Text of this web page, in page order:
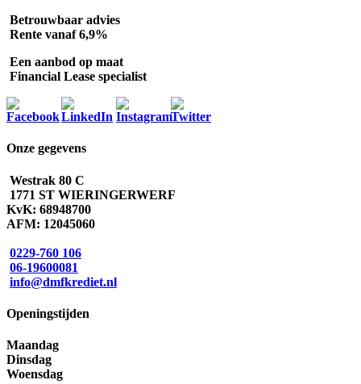
Betrouwbaar advies
Rente vanaf 6,9%
Een aanbod op maat
Financial Lease specialist
Onze gegevens
Westrak 80 C
1771 ST WIERINGERWERF
KvK: 68948700
AFM: 12045060
0229-760 106
06-19600081
info@dmfkrediet.nl
Openingstijden
Maandag
Dinsdag
Woensdag